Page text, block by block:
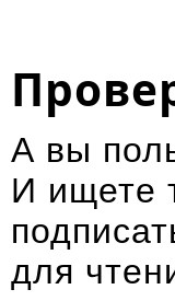
А вы
И ищете
для